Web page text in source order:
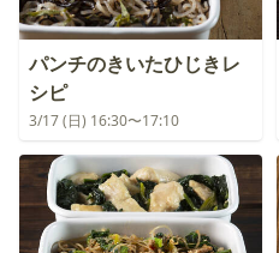
パンチのきいたひじきレ
シピ
3/17 (日) 16:30〜17:10